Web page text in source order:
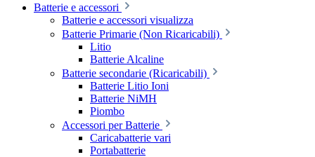
Batterie e accessori
Batterie e accessori visualizza
Batterie Primarie (Non Ricaricabili)
Litio
Batterie Alcaline
Batterie secondarie (Ricaricabili)
Batterie Litio Ioni
Batterie NiMH
Piombo
Accessori per Batterie
Caricabatterie vari
Portabatterie